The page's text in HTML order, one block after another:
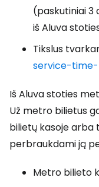
(paskutiniai 3
iš Aluva
Tikslus
service-
Iš Aluva stoties
Už metro bilietus
bilietų kasoje arba
perbraukdami ją
Metro bilieto